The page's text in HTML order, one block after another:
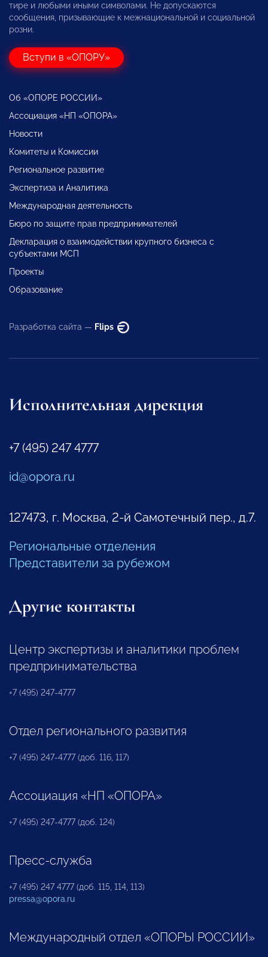
тире и любыми иными символами. Не допускаются
сообщения, призывающие к межнациональной и социальной
розни.
Вступи в «ОПОРУ»
Об «ОПОРЕ РОССИИ»
Ассоциация «НП «ОПОРА»
Новости
Комитеты и Комиссии
Региональное развитие
Экспертиза и Аналитика
Международная деятельность
Бюро по защите прав предпринимателей
Декларация о взаимодействии крупного бизнеса с
субъектами МСП
Проекты
Образование
Разработка сайта — Flips
Исполнительная дирекция
+7 (495) 247 4777
id@opora.ru
127473, г. Москва, 2-й Самотечный пер., д.7.
Региональные отделения
Представители за рубежом
Другие контакты
Центр экспертизы и аналитики проблем
предпринимательства
+7 (495) 247-4777
Отдел регионального развития
+7 (495) 247-4777 (доб. 116, 117)
Ассоциация «НП «ОПОРА»
+7 (495) 247-4777 (доб. 124)
Пресс-служба
+7 (495) 247 4777 (доб. 115, 114, 113)
pressa@opora.ru
Международный отдел «ОПОРЫ РОССИИ»